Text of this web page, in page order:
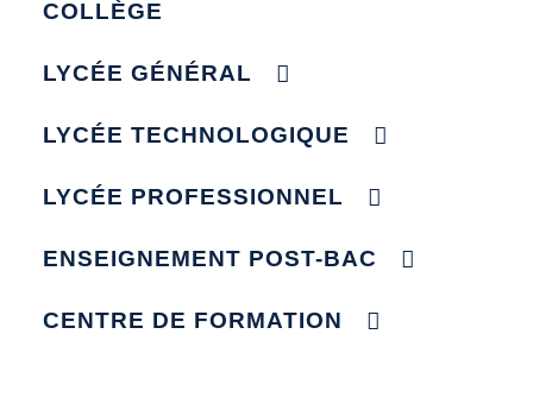
COLLÈGE
LYCÉE GÉNÉRAL
LYCÉE TECHNOLOGIQUE
LYCÉE PROFESSIONNEL
ENSEIGNEMENT POST-BAC
CENTRE DE FORMATION